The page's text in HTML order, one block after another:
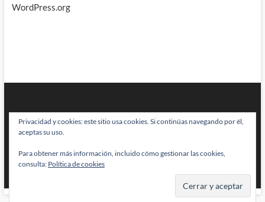
WordPress.org
BRAINSTOMPING| Diseñado por:Theme Freesia|WordPress| © Todos
los derechos reservados
Privacidad y cookies: este sitio usa cookies. Si continúas navegando por él,
aceptas su uso.
Para obtener más información, incluido cómo gestionar las cookies,
consulta: Política de cookies